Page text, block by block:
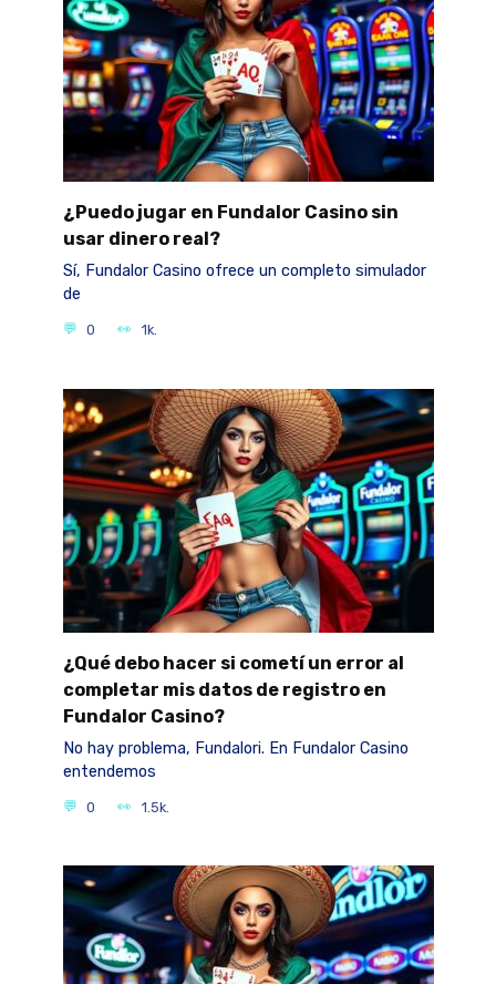
¿Puedo jugar en Fundalor Casino sin
usar dinero real?
Sí, Fundalor Casino ofrece un completo simulador
de
0 1k.
¿Qué debo hacer si cometí un error al
completar mis datos de registro en
Fundalor Casino?
No hay problema, Fundalori. En Fundalor Casino
entendemos
0 1.5k.